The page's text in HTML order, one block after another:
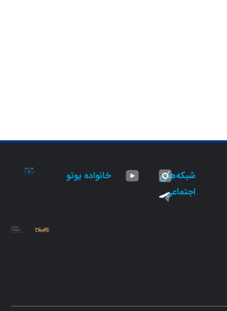
شبکه‌های
اجتماعی
خانواده یوتو